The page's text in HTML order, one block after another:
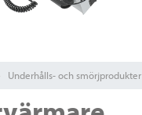
Underhålls- och smörjprodukter